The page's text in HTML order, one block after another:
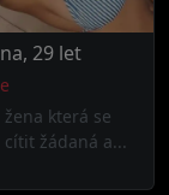
29 let
žena která se
žádaná a...